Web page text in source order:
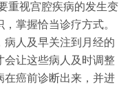
重视宫腔疾病的发生变
掌握恰当诊疗方式。
病人及早关注到月经的
会让这些病人及时调整
在癌前诊断出来，并进